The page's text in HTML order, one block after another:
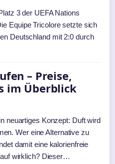
3 der UEFA Nations
Equipe Tricolore setzte sich
Deutschland mit 2:0 durch
– Preise,
im Überblick
neuartiges Konzept: Duft wird
Wer eine Alternative zu
damit eine kalorienfreie
wirklich? Dieser…